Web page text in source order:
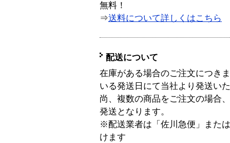
無料！
⇒送料について詳しくはこちら
配送について
在庫がある場合のご注文につき
いる発送日にて当社より発送い
尚、複数の商品をご注文の場合
発送となります。
※配送業者は「佐川急便」また
けます